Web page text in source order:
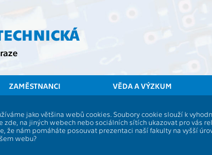
ZAMĚSTNANCI VĚDA A VÝZKUM
jako většina webů cookies. Soubory cookie slouží k
na jiných webech nebo sociálních sítích ukazovat pro vás
že nám pomáháte posouvat prezentaci naší fakulty na vyšší
webu?
Metody pro plánování a rozhodování
PV, PS,V